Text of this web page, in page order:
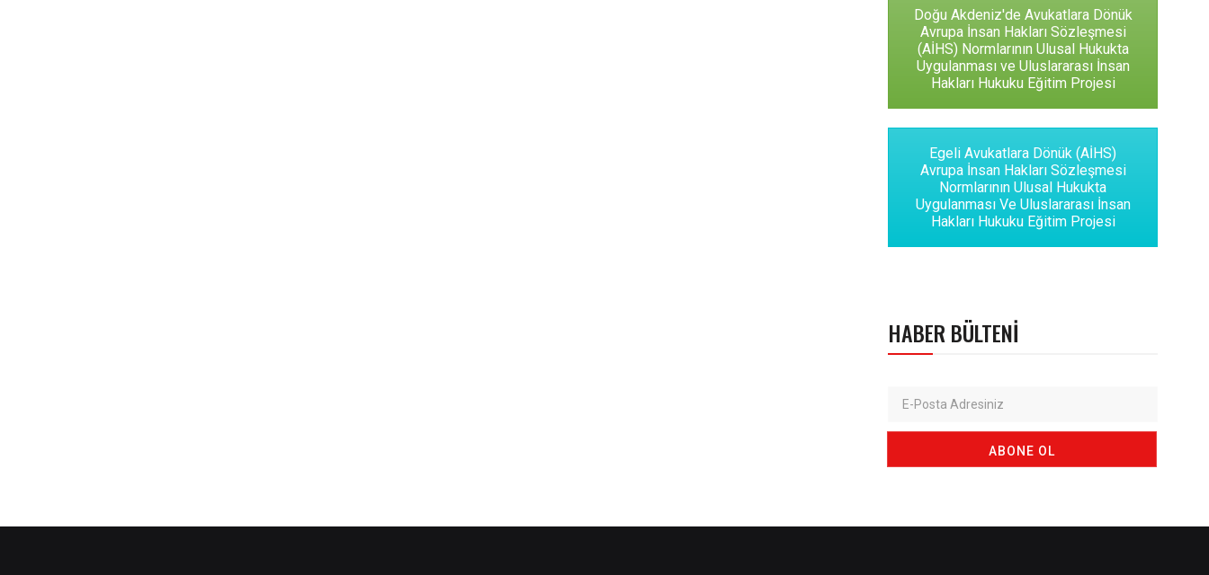
Doğu Akdeniz'de Avukatlara Dönük
Avrupa İnsan Hakları Sözleşmesi
(AİHS) Normlarının Ulusal Hukukta
Uygulanması ve Uluslararası İnsan
Hakları Hukuku Eğitim Projesi
Egeli Avukatlara Dönük (AİHS)
Avrupa İnsan Hakları Sözleşmesi
Normlarının Ulusal Hukukta
Uygulanması Ve Uluslararası İnsan
Hakları Hukuku Eğitim Projesi
HABER BÜLTENI